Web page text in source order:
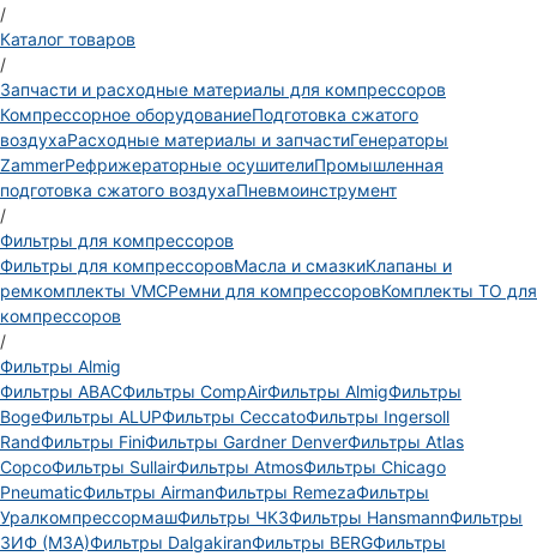
/
Каталог товаров
/
Запчасти и расходные материалы для компрессоров
Компрессорное оборудованиеПодготовка сжатого
воздухаРасходные материалы и запчастиГенераторы
ZammerРефрижераторные осушителиПромышленная
подготовка сжатого воздухаПневмоинструмент
/
Фильтры для компрессоров
Фильтры для компрессоровМасла и смазкиКлапаны и
ремкомплекты VMCРемни для компрессоровКомплекты ТО для
компрессоров
/
Фильтры Almig
Фильтры ABACФильтры CompAirФильтры AlmigФильтры
BogeФильтры ALUPФильтры CeccatoФильтры Ingersoll
RandФильтры FiniФильтры Gardner DenverФильтры Atlas
CopcoФильтры SullairФильтры AtmosФильтры Chicago
PneumaticФильтры AirmanФильтры RemezaФильтры
УралкомпрессормашФильтры ЧКЗФильтры HansmannФильтры
ЗИФ (МЗА)Фильтры DalgakiranФильтры BERGФильтры